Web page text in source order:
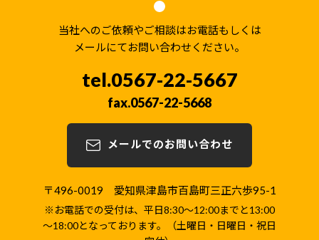
当社へのご依頼やご相談はお電話もしくは
メールにてお問い合わせください。
0567-22-5667
0567-22-5668
メールでのお問い合わせ
〒496-0019 愛知県津島市百島町三正六歩95-1
※お電話での受付は、平日8:30～12:00までと13:00
～18:00となっております。（土曜日・日曜日・祝日